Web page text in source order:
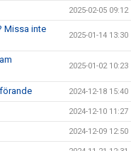
2025-02-05 09:12
Missa inte
2025-01-14 13:30
2025-01-02 10:23
2024-12-18 15:40
2024-12-10 11:27
2024-12-09 12:50